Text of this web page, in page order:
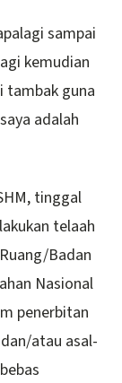
sampai
kemudian
tambak guna
adalah
tinggal
telaah
Badan
Nasional
penerbitan
atau asal-